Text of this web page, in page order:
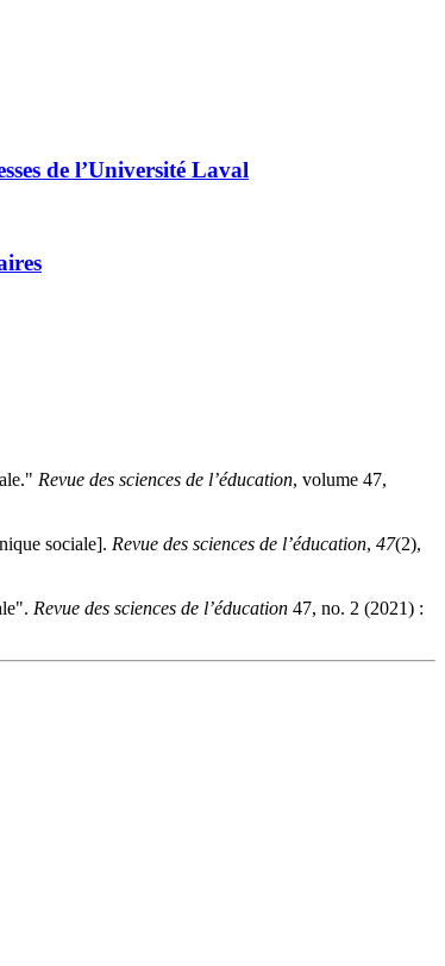
de l’Université Laval
Revue des sciences de l’éducation, volume 47,
sociale]. Revue des sciences de l’éducation, 47(2),
Revue des sciences de l’éducation 47, no. 2 (2021) :